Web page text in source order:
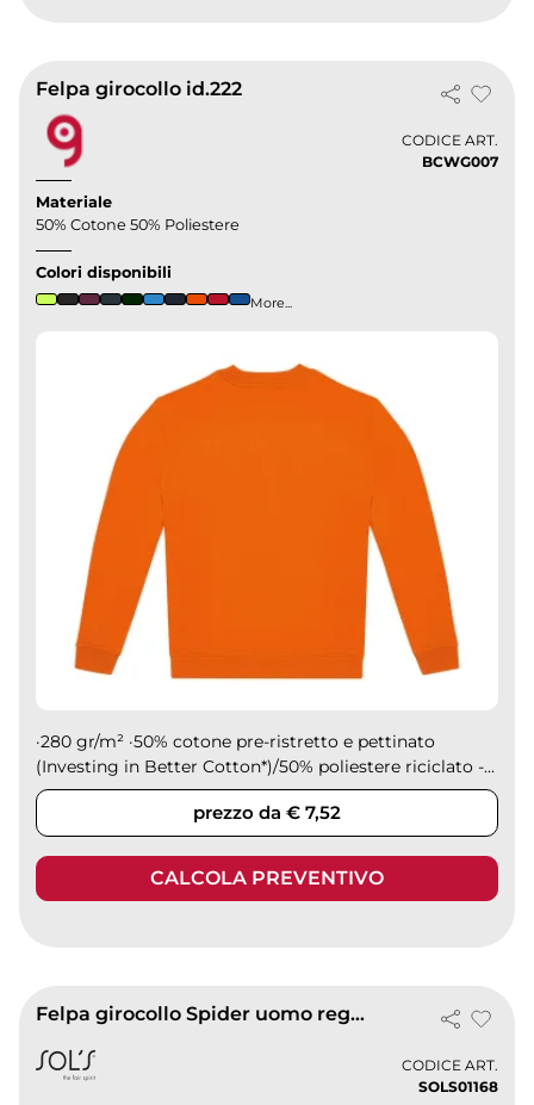
Felpa girocollo id.222
CODICE ART.
BCWG007
Materiale
50% Cotone 50% Poliestere
Colori disponibili
More...
·280 gr/m² ·50% cotone pre-ristretto e pettinato
(Investing in Better Cotton*)/50% poliestere riciclato -...
prezzo da € 7,52
CALCOLA PREVENTIVO
Felpa girocollo Spider uomo regular fit
CODICE ART.
SOLS01168